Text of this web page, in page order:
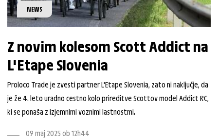
NEWS
Z novim kolesom Scott Addict na
L'Etape Slovenia
Proloco Trade je zvesti partner L'Etape Slovenia, zato ni naključje, da
je že 4. leto uradno cestno kolo prireditve Scottov model Addict RC,
ki se ponaša z izjemnimi voznimi lastnostmi.
09 maj 2025 ob 12h44